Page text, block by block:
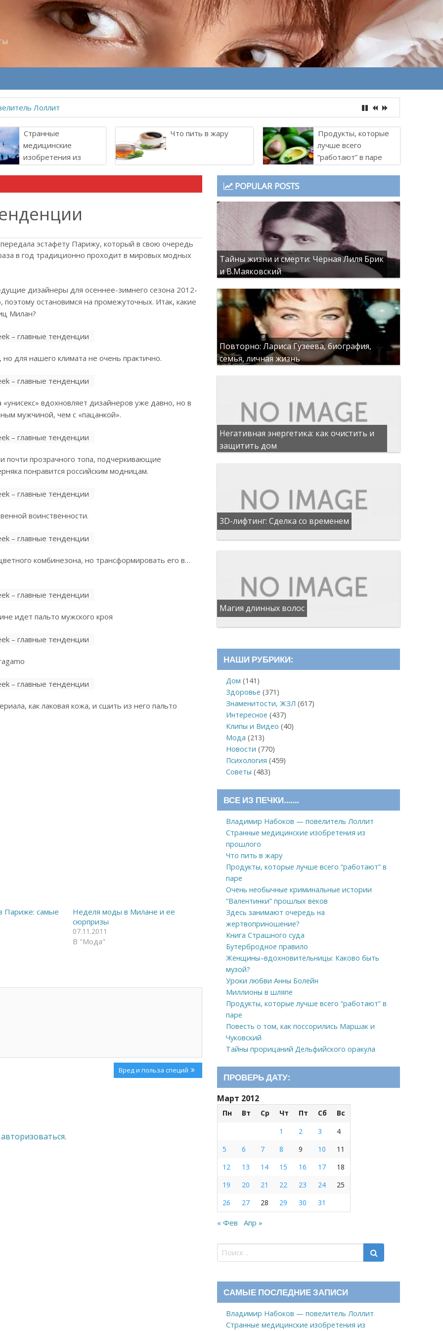
Лоллит
Странные
медицинские
изобретения из
Что пить в жару
Продукты, которые
лучше всего
“работают” в паре
эстафету Парижу, который в свою очередь
в год традиционно проходит в мировых модных
дизайнеры для осеннее-зимнего сезона 2012-
остановимся на промежуточных. Итак, какие
Милан?
для нашего климата не очень практично.
вдохновляет дизайнеров уже давно, но в
мужчиной, чем с «пацанкой».
почти прозрачного топа, подчеркивающие
понравится российским модницам.
воинственности.
комбинезона, но трансформировать его в…
идет пальто мужского кроя
как лаковая кожа, и сшить из него пальто
Париже: самые
Неделя моды в Милане и ее
сюрпризы
07.11.2011
В "Мода"
Next
Post:
Вред и польза специй
авторизоваться.
POPULAR POSTS
Тайны жизни и смерти: Чёрная Лиля Брик
и В.Маяковский
Повторно: Лариса Гузеева, биография,
семья, личная жизнь
Негативная энергетика: как очистить и
защитить дом
3D-лифтинг: Сделка со временем
Магия длинных волос
НАШИ РУБРИКИ:
Дом (141)
Здоровье (371)
Знаменитости, ЖЗЛ (617)
Интересное (437)
Клипы и Видео (40)
Мода (213)
Новости (770)
Психология (459)
Советы (483)
ВСЕ ИЗ ПЕЧКИ…….
Владимир Набоков — повелитель Лоллит
Странные медицинские изобретения из
прошлого
Что пить в жару
Продукты, которые лучше всего “работают” в
паре
Очень необычные криминальные истории
“Валентинки” прошлых веков
Здесь занимают очередь на
жертвоприношение?
Книга Страшного суда
Бутербродное правило
Женщины–вдохновительницы: Каково быть
музой?
Уроки любви Анны Болейн
Миллионы в шляпе
Продукты, которые лучше всего “работают” в
паре
Повесть о том, как поссорились Маршак и
Чуковский
Тайны прорицаний Дельфийского оракула
ПРОВЕРЬ ДАТУ:
Март 2012
Пн Вт Ср Чт Пт Сб
Вс
1
2 3
4
5
6 7 8 9 10
11
12
13 14 15 16 17
18
19
20 21 22 23 24
25
26
27 28 29 30 31
« Фев Апр »
САМЫЕ ПОСЛЕДНИЕ ЗАПИСИ
Владимир Набоков — повелитель Лоллит
Странные медицинские изобретения из